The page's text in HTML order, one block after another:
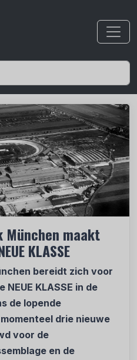
München maakt
KLASSE
bereidt zich voor
KLASSE in de
de lopende
drie nieuwe
voor de
en de